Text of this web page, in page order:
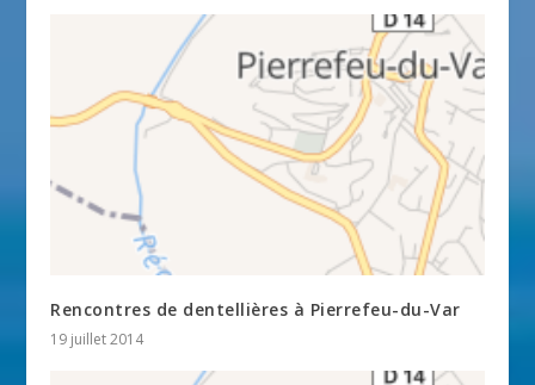
Rencontres de dentellières à Pierrefeu-du-Var
19 juillet 2014